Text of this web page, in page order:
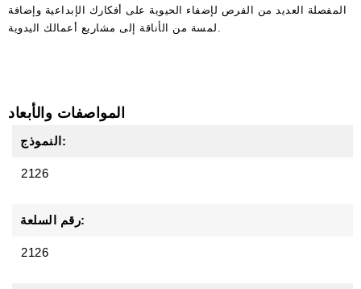
المفصلة العديد من الفرص لإضفاء الحيوية على أفكارك الإبداعية وإضافة
لمسة من الأناقة إلى مشاريع أعمالك اليدوية.
المواصفات والأبعاد
النموذج:
2126
رقم السلعة:
2126